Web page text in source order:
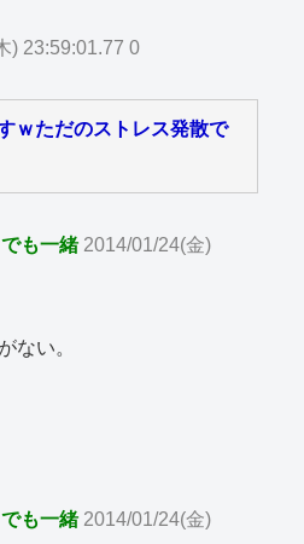
) 23:59:01.77 0
ｗただのストレス発散で
も一緒 2014/01/24(金)
ない。
も一緒 2014/01/24(金)